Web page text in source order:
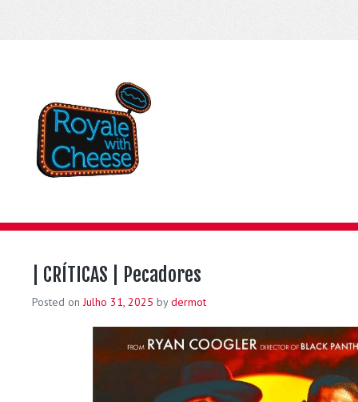
| CRÍTICAS | Pecadores
Posted onJulho 31, 2025 bydermot